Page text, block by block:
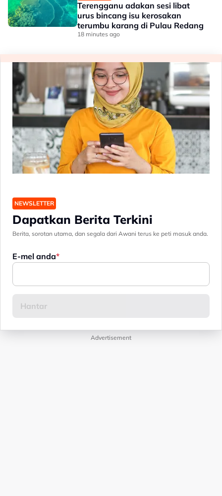
Terengganu adakan sesi libat
urus bincang isu kerosakan
terumbu karang di Pulau Redang
18 minutes ago
NEWSLETTER
Dapatkan Berita Terkini
Berita, sorotan utama, dan segala dari Awani terus ke peti masuk anda.
E-mel anda
Advertisement